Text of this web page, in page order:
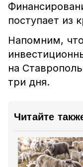
поступает из
Напомним,
на
три дня.
Читайте